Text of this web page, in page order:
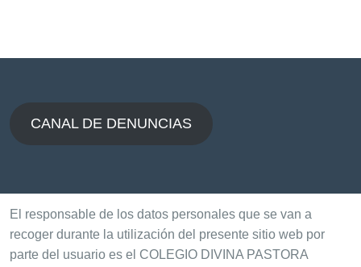
CANAL DE DENUNCIAS
El responsable de los datos personales que se van a
recoger durante la utilización del presente sitio web por
parte del usuario es el COLEGIO DIVINA PASTORA